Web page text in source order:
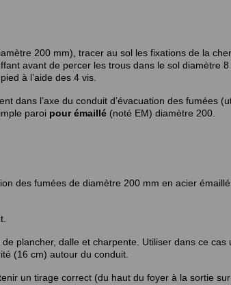
200 mm), tracer au sol les fixations de la
avant de percer les trous dans le sol diamètre 8
à l’aide des 4 vis.
dans l’axe du conduit d’évacuation des fumées
paroi pour émaillé (noté EM) diamètre 200.
des fumées de diamètre 200 mm en acier
plancher, dalle et charpente. Utiliser dans ce cas
(16 cm) autour du conduit.
un tirage correct (du haut du foyer à la sortie